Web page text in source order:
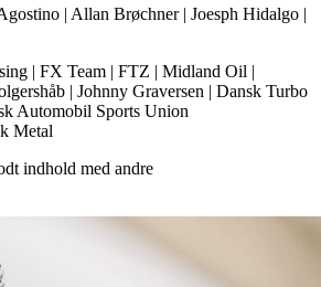
| Allan Brøchner | Joesph Hidalgo |
| FX Team | FTZ | Midland Oil |
| Johnny Graversen | Dansk Turbo
Automobil Sports Union
Metal
indhold med andre